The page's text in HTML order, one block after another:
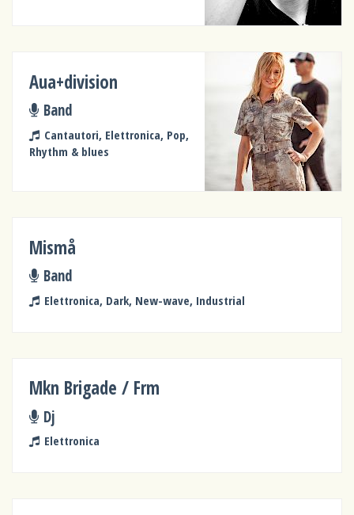
Aua+division
Band
Cantautori, Elettronica, Pop,
Rhythm & blues
Mismå
Band
Elettronica, Dark, New-wave, Industrial
Mkn Brigade / Frm
Dj
Elettronica